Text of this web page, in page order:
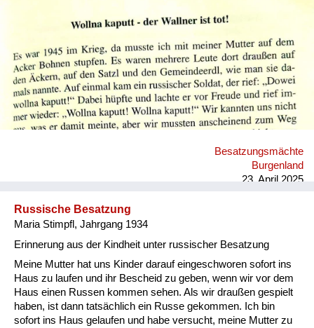
Besatzungsmächte
Burgenland
23. April 2025
Russische Besatzung
Maria Stimpfl, Jahrgang 1934
Erinnerung aus der Kindheit unter russischer Besatzung
Meine Mutter hat uns Kinder darauf eingeschworen sofort ins
Haus zu laufen und ihr Bescheid zu geben, wenn wir vor dem
Haus einen Russen kommen sehen. Als wir draußen gespielt
haben, ist dann tatsächlich ein Russe gekommen. Ich bin
sofort ins Haus gelaufen und habe versucht, meine Mutter zu